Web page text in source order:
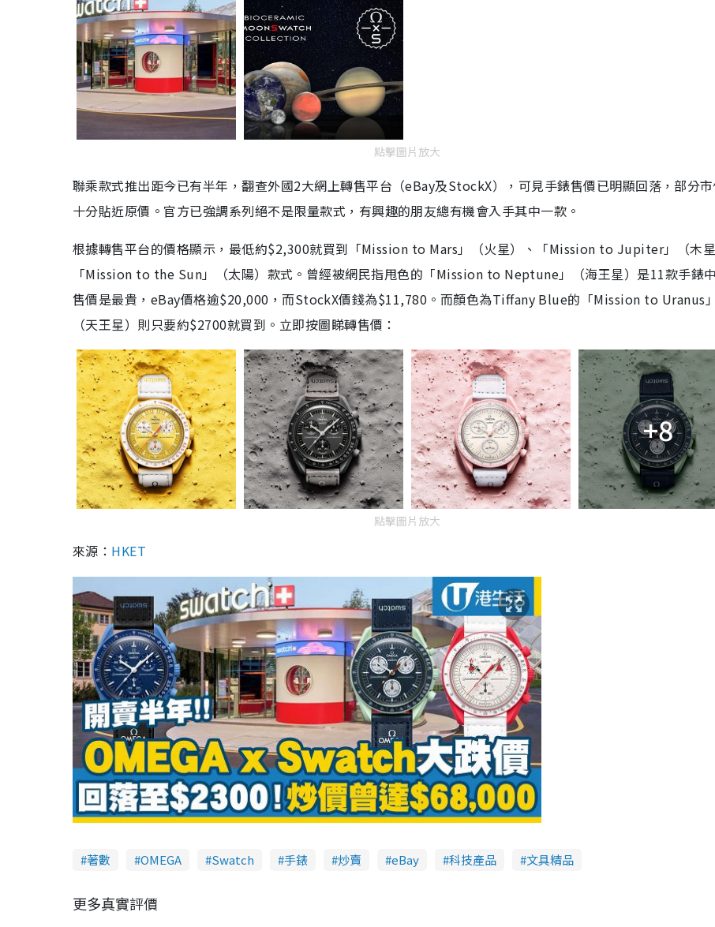
點擊圖片放大
聯乘款式推出距今已有半年，翻查外國2大網上轉售平台（eBay及StockX），可見手錶售價已明顯回落，部分
十分貼近原價。官方已強調系列絕不是限量款式，有興趣的朋友總有機會入手其中一款。
根據轉售平台的價格顯示，最低約$2,300就買到「Mission to Mars」（火星）、「Mission to Jupiter」（木
「Mission to the Sun」（太陽）款式。曾經被網民指甩色的「Mission to Neptune」（海王星）是11款手錶
售價是最貴，eBay價格逾$20,000，而StockX價錢為$11,780。而顏色為Tiffany Blue的「Mission to Uranus」
（天王星）則只要約$2700就買到。立即按圖睇轉售價：
+8
點擊圖片放大
來源： HKET
著數 OMEGA Swatch 手錶 炒賣 eBay 科技產品 文具精品
更多真實評價